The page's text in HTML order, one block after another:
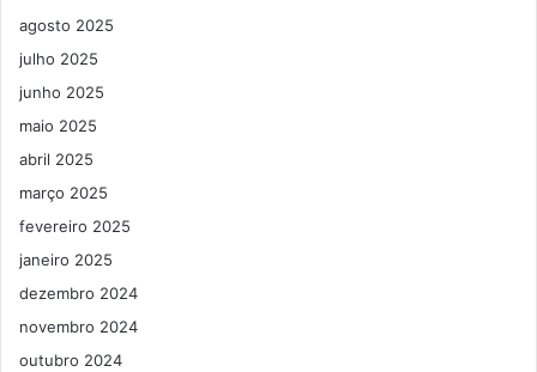
agosto 2025
julho 2025
junho 2025
maio 2025
abril 2025
março 2025
fevereiro 2025
janeiro 2025
dezembro 2024
novembro 2024
outubro 2024